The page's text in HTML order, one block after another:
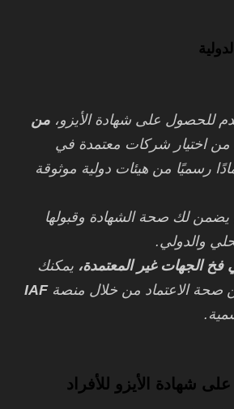
للحصول على شهادة الأيزو، من
من اختيار شركات معتمدة في
رسميًا من هيئات دولية موثوقة
يضمن لك صحة الشهادة وقبولها
والدولي.
فخ الجهات غير المعتمدة، يمكنك
صحة الاعتماد من خلال منصةIAF
شهادة الأيزو للأفراد